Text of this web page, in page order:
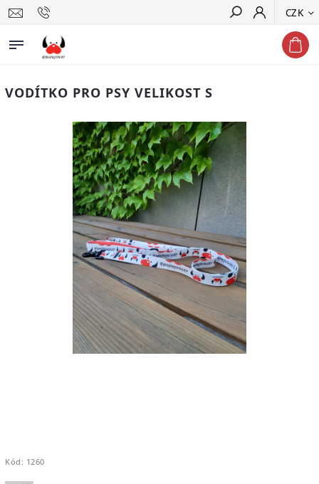
CZK
Hledat
VODÍTKO PRO PSY VELIKOST S
Kód: 1260